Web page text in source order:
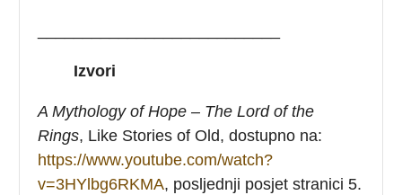
Izvori
A Mythology of Hope – The Lord of the
Rings, Like Stories of Old, dostupno na:
https://www.youtube.com/watch?
v=3HYlbg6RKMA, posljednji posjet stranici 5.